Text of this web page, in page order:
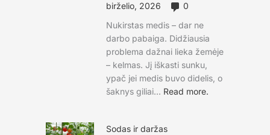
birželio, 2026
0
Nukirstas medis – dar ne
darbo pabaiga. Didžiausia
problema dažnai lieka žemėje
– kelmas. Jį iškasti sunku,
ypač jei medis buvo didelis, o
šaknys giliai... Read more.
Sodas ir daržas